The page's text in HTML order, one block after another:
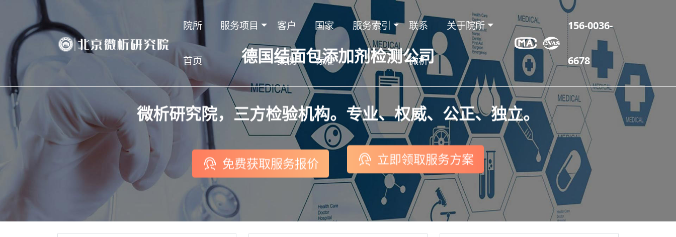
院所
首页
服务项目 客户
案例
国家
标准
服务索引 联系
微析
关于院所 156-0036-
6678
德国结面包添加剂检测公司
微析研究院，三方检验机构。专业、权威、公正、独立。
免费获取服务报价 立即领取服务方案